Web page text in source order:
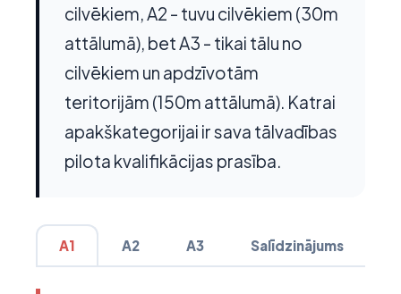
cilvēkiem, A2 - tuvu cilvēkiem (30m
attālumā), bet A3 - tikai tālu no
cilvēkiem un apdzīvotām
teritorijām (150m attālumā). Katrai
apakškategorijai ir sava tālvadības
pilota kvalifikācijas prasība.
A1 A2 A3 Salīdzinājums